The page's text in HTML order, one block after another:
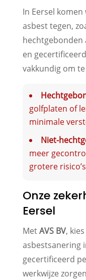
In Eersel
asbest tegen,
hechtgebonden
en
vakkundig om
golfplaten of
minimale
Niet-
meer
grotere
Onze
Eersel
MetAVS BV,
asbestsanering
gecertificeerd
werkwijze